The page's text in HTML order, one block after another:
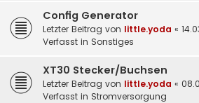
Config Generator
Letzter Beitrag von little.yoda «
Verfasst in Sonstiges
XT30 Stecker/Buchsen
Letzter Beitrag von little.yoda «
Verfasst in Stromversorgung